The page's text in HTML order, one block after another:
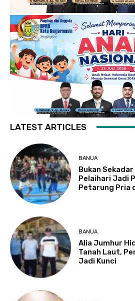
LATEST ARTICLES
BANUA
Bukan
Pelaihari Jadi
Petarung Pria
BANUA
Alia Jumhur
Tanah Laut,
Jadi Kunci